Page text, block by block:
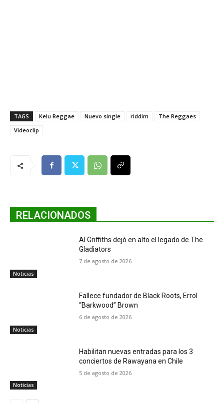
TAGS Kelu Reggae Nuevo single riddim
The Reggaes
Videoclip
RELACIONADOS
Noticias
Al Griffiths dejó en alto el legado de The
Gladiators
7 de agosto de 2026
Noticias
Fallece fundador de Black Roots, Errol
“Barkwood” Brown
6 de agosto de 2026
Noticias
Habilitan nuevas entradas para los 3
conciertos de Rawayana en Chile
5 de agosto de 2026